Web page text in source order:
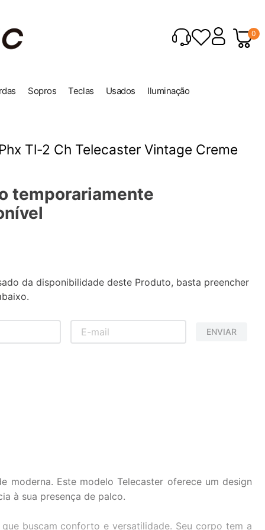
0
Sopros Teclas Usados Iluminação
Tl-2 Ch Telecaster Vintage Creme
temporariamente
da disponibilidade deste Produto, basta preencher
ENVIAR
moderna. Este modelo Telecaster oferece um design
à sua presença de palco.
buscam conforto e versatilidade. Seu corpo tem a